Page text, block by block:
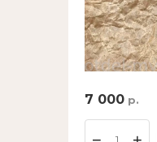
7 000 р.